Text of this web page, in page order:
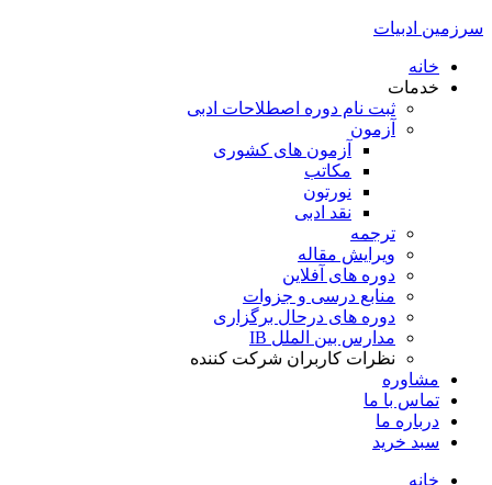
سرزمین ادبیات
خانه
خدمات
ثبت نام دوره اصطلاحات ادبی
آزمون
آزمون های کشوری
مکاتب
نورتون
نقد ادبی
ترجمه
ویرایش مقاله
دوره های آفلاین
منابع درسی و جزوات
دوره های درحال برگزاری
مدارس بین الملل IB
نظرات کاربران شرکت کننده
مشاوره
تماس با ما
درباره ما
سبد خرید
خانه